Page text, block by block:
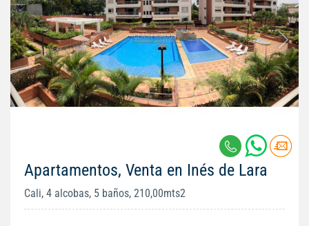
Apartamentos, Venta en Inés de Lara
Cali, 4 alcobas, 5 baños, 210,00mts2